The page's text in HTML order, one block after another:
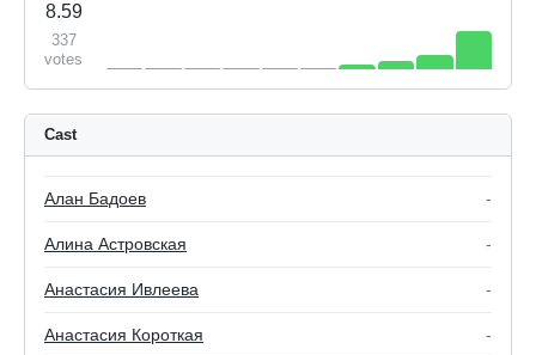
8.59
337
votes
Cast
Алан Бадоев -
Алина Астровская -
Анастасия Ивлеева -
Анастасия Короткая -